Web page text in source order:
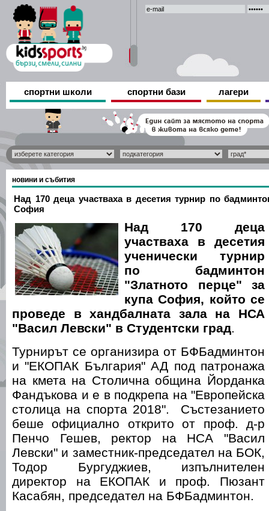
спортни школи спортни бази лагери
новини и събития
Над 170 деца участваха в десетия турнир по
София
Над 170 деца
участваха в десетия
ученически турнир
по бадминтон
"Златното перце" за
купа София, който се
проведе в хандбалната зала на НСА
"Васил Левски" в Студентски град.
Турнирът се организира от БФБадминтон
и "ЕКОПАК България" АД под патронажа
на кмета на Столична община Йорданка
Фандъкова и е в подкрепа на "Европейска
столица на спорта 2018". Състезанието
беше официално открито от проф. д-р
Пенчо Гешев, ректор на НСА "Васил
Левски" и заместник-председател на БОК,
Тодор Бургуджиев, изпълнителен
директор на ЕКОПАК и проф. Пюзант
Касабян, председател на БФБадминтон.